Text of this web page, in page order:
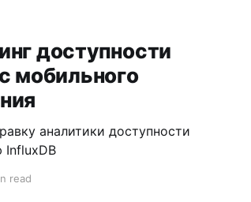
доступности
мобильного
аналитики доступности
read